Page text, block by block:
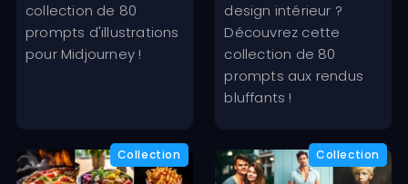
collection de 80
prompts d'illustrations
pour Midjourney !
design intérieur ?
Découvrez cette
collection de 80
prompts aux rendus
bluffants !